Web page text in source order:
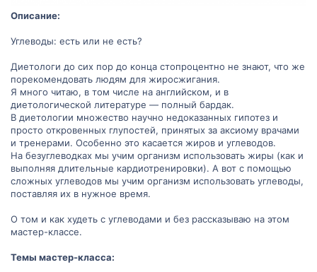
Описание:
Углеводы: есть или не есть?
Диетологи до сих пор до конца стопроцентно не знают, что же
порекомендовать людям для жиросжигания.
Я много читаю, в том числе на английском, и в
диетологической литературе — полный бардак.
В диетологии множество научно недоказанных гипотез и
просто откровенных глупостей, принятых за аксиому врачами
и тренерами. Особенно это касается жиров и углеводов.
На безуглеводках мы учим организм использовать жиры (как и
выполняя длительные кардиотренировки). А вот с помощью
сложных углеводов мы учим организм использовать углеводы,
поставляя их в нужное время.
О том и как худеть с углеводами и без рассказываю на этом
мастер-классе.
Темы мастер-класса: